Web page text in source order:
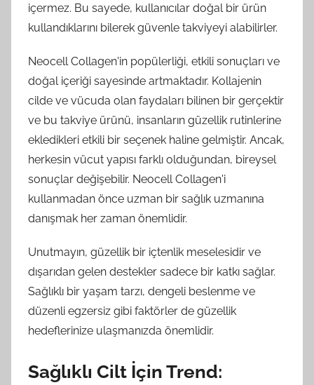
içermez. Bu sayede, kullanıcılar doğal bir ürün
kullandıklarını bilerek güvenle takviyeyi alabilirler.
Neocell Collagen'in popülerliği, etkili sonuçları ve
doğal içeriği sayesinde artmaktadır. Kollajenin
cilde ve vücuda olan faydaları bilinen bir gerçektir
ve bu takviye ürünü, insanların güzellik rutinlerine
ekledikleri etkili bir seçenek haline gelmiştir. Ancak,
herkesin vücut yapısı farklı olduğundan, bireysel
sonuçlar değişebilir. Neocell Collagen'i
kullanmadan önce uzman bir sağlık uzmanına
danışmak her zaman önemlidir.
Unutmayın, güzellik bir içtenlik meselesidir ve
dışarıdan gelen destekler sadece bir katkı sağlar.
Sağlıklı bir yaşam tarzı, dengeli beslenme ve
düzenli egzersiz gibi faktörler de güzellik
hedeflerinize ulaşmanızda önemlidir.
Sağlıklı Cilt İçin Trend: